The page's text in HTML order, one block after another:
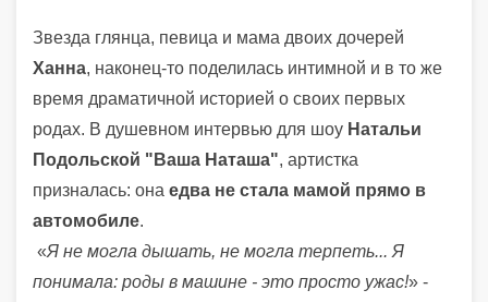
Звезда глянца, певица и мама двоих дочерей
Ханна, наконец-то поделилась интимной и в то же
время драматичной историей о своих первых
родах. В душевном интервью для шоу Натальи
Подольской "Ваша Наташа", артистка
призналась: она едва не стала мамой прямо в
автомобиле.
«Я не могла дышать, не могла терпеть... Я
понимала: роды в машине - это просто ужас!» -